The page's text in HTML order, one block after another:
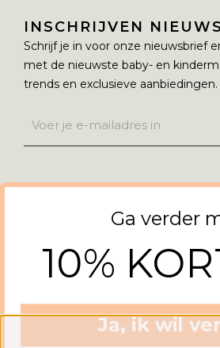
INSCHRIJVEN
Schrijf je in voor onze nieuwsbrief
met de nieuwste baby- en
trends en exclusieve aanbiedingen.
© Copyright 2026 Levi & Meli
Ga verder
10%
Ja, ik wil